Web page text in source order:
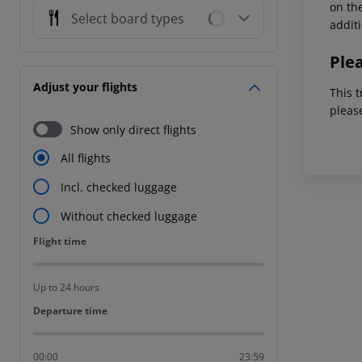
Select board types
Adjust your flights
Show only direct flights
All flights
Incl. checked luggage
Without checked luggage
Flight time
Flight time
Up to 24 hours
Departure time
Departure time
00:00 23:59
on
This